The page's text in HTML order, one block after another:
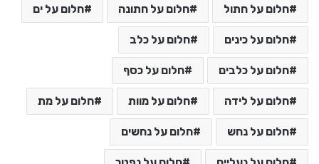
חלום על חתול חלום על חתונה חלום על ים
חלום על כינים חלום על כלב
חלום על כלבים חלום על כסף
חלום על לידה חלום על מוות חלום על מת
חלום על נחש חלום על נחשים